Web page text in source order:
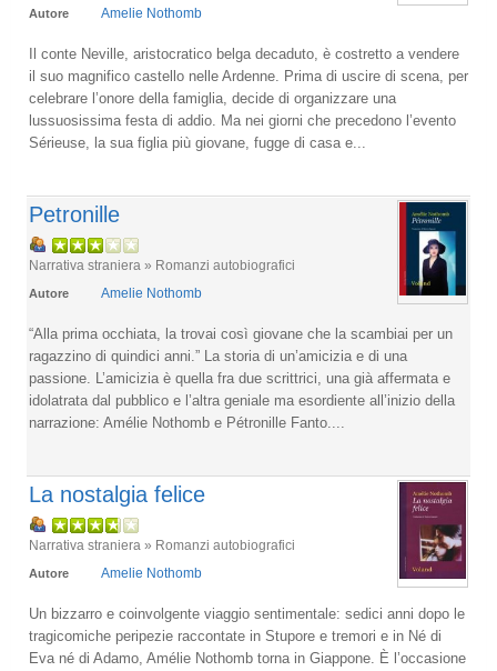
Autore Amelie Nothomb
Il conte Neville, aristocratico belga decaduto, è costretto a vendere
il suo magnifico castello nelle Ardenne. Prima di uscire di scena, per
celebrare l’onore della famiglia, decide di organizzare una
lussuosissima festa di addio. Ma nei giorni che precedono l’evento
Sérieuse, la sua figlia più giovane, fugge di casa e...
Petronille
Narrativa straniera » Romanzi autobiografici
Autore Amelie Nothomb
“Alla prima occhiata, la trovai così giovane che la scambiai per un
ragazzino di quindici anni.” La storia di un’amicizia e di una
passione. L’amicizia è quella fra due scrittrici, una già affermata e
idolatrata dal pubblico e l’altra geniale ma esordiente all’inizio della
narrazione: Amélie Nothomb e Pétronille Fanto....
La nostalgia felice
Narrativa straniera » Romanzi autobiografici
Autore Amelie Nothomb
Un bizzarro e coinvolgente viaggio sentimentale: sedici anni dopo le
tragicomiche peripezie raccontate in Stupore e tremori e in Né di
Eva né di Adamo, Amélie Nothomb torna in Giappone. È l’occasione